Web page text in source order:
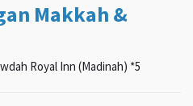
Makkah &
Royal Inn (Madinah) *5